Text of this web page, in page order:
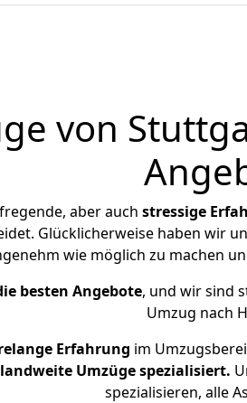
von
aber auch stressige
Glücklicherweise haben wir
wie möglich zu machen
besten Angebote, und wir sind
Umzug nach
Erfahrung im
Umzüge spezialisiert.
spezialisieren, alle